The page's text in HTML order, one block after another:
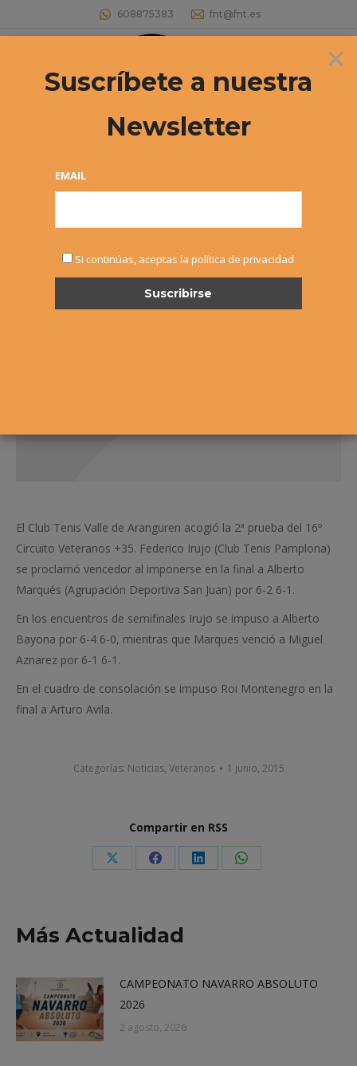
608875383 fnt@fnt.es
Buscar:
16º Circuito Veteranos +35 (2ºT)
El Club Tenis Valle de Aranguren acogió la 2ª prueba del 16º
Circuito Veteranos +35. Federico Irujo (Club Tenis Pamplona)
se proclamó vencedor al imponerse en la final a Alberto
Marqués (Agrupación Deportiva San Juan) por 6-2 6-1.
En los encuentros de semifinales Irujo se impuso a Alberto
Bayona por 6-4 6-0, mientras que Marques venció a Miguel
Aznarez por 6-1 6-1.
En el cuadro de consolación se impuso Roi Montenegro en la
final a Arturo Avila.
Categorías: Noticias, Veteranos 1 junio, 2015
Compartir en RSS
Share Share Share Share
Más Actualidad
CAMPEONATO NAVARRO ABSOLUTO
2026
2 agosto, 2026
×
Suscríbete a nuestra
Newsletter
EMAIL
Si continúas, aceptas la política de privacidad